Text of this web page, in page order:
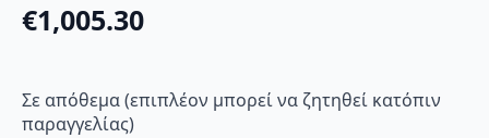
€1,005.30
Σε απόθεμα (επιπλέον μπορεί να ζητηθεί κατόπιν
παραγγελίας)